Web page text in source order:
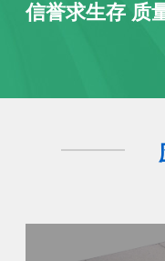
信誉求生存 质
防静电地板